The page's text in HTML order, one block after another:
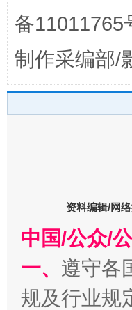
东山县通报“牛蛙产品
千年窑火
备11011765
制作采编部/
资料编辑/网
中国/公众/
一、 遵守各
规及行业规